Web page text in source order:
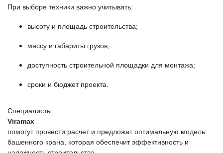
При выборе техники важно учитывать:
высоту и площадь строительства;
массу и габариты грузов;
доступность строительной площадки для монтажа;
сроки и бюджет проекта.
Специалисты
Viramax
помогут провести расчет и предложат оптимальную модель
башенного крана, которая обеспечит эффективность и